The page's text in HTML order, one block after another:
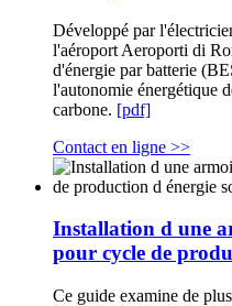
Développé par
l'aéroport Aeroporti di
d'énergie par batterie
l'autonomie énergétique
carbone. [pdf]
Contact en ligne >>
Installation d une
pour cycle de
Ce guide examine de